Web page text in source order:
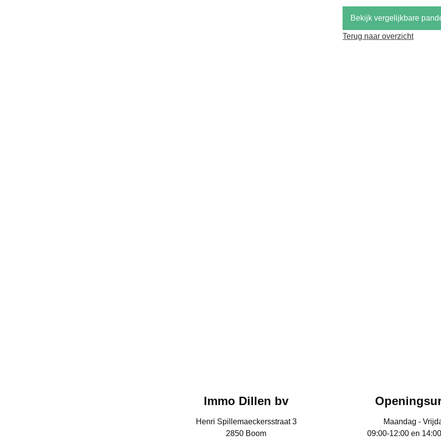
Bekijk vergelijkbare
Terug naar overzicht
Immo Dillen bv
Henri Spillemaeckersstraat 3
2850 Boom
Maandag -
09:00-12:00 en